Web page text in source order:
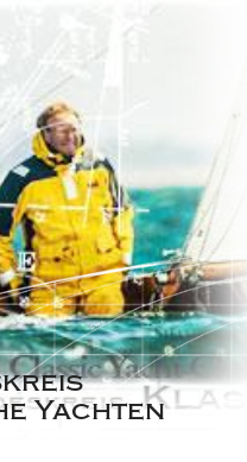
Yachten